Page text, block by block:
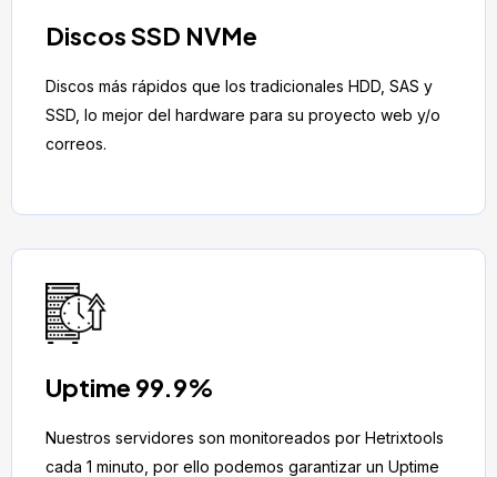
Discos SSD NVMe
Discos más rápidos que los tradicionales HDD, SAS y
SSD, lo mejor del hardware para su proyecto web y/o
correos.
Uptime 99.9%
Nuestros servidores son monitoreados por Hetrixtools
cada 1 minuto, por ello podemos garantizar un Uptime